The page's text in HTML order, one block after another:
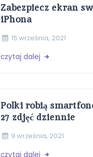
Zabezpiecz ekran
iPhona
15 września, 2021
czytaj dalej
Polki robią
27 zdjęć dziennie
9 września, 2021
czytaj dalej